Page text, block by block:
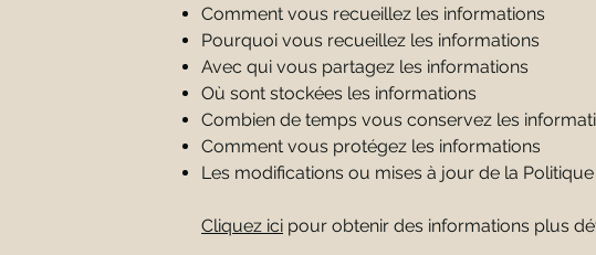
Comment vous recueillez les informations
Pourquoi vous recueillez les informations
Avec qui vous partagez les informations
Où sont stockées les informations
Combien de temps vous conservez les
Comment vous protégez les informations
Les modifications ou mises à jour de la
Cliquez ici pour obtenir des informations plus